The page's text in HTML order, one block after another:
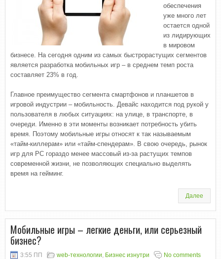
обеспечения
уже много лет
остается одной
из лидирующих
в мировом
бизнесе. На сегодня одним из самых быстрорастущих сегментов
является разработка мобильных игр – в среднем темп роста
составляет 23% в год.
Главное преимущество сегмента смартфонов и планшетов в
игровой индустрии – мобильность. Девайс находится под рукой у
пользователя в любых ситуациях: на улице, в транспорте, в
очереди. Именно в эти моменты возникает потребность убить
время. Поэтому мобильные игры относят к так называемым
«тайм-киллерам» или «тайм-спендерам». В свою очередь, рынок
игр для PC гораздо менее массовый из-за растущих темпов
современной жизни, не позволяющих специально выделять
время на гейминг.
Далее
Мобильные игры – легкие деньги, или серьезный
бизнес?
3:55 ПП web-технологии, Бизнес изнутри No comments